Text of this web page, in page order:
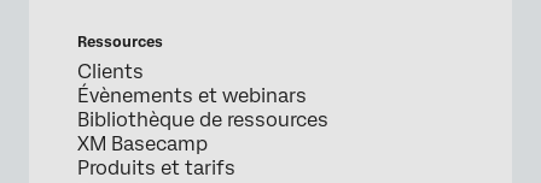
Ressources
Clients
Évènements et webinars
Bibliothèque de ressources
XM Basecamp
Produits et tarifs